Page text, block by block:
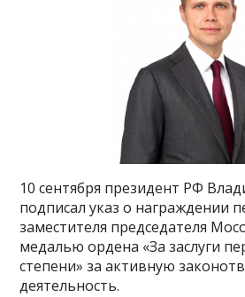
10 сентября президент РФ
подписал указ о награждении
заместителя председателя
медалью ордена «За заслуги
степени» за активную
деятельность.